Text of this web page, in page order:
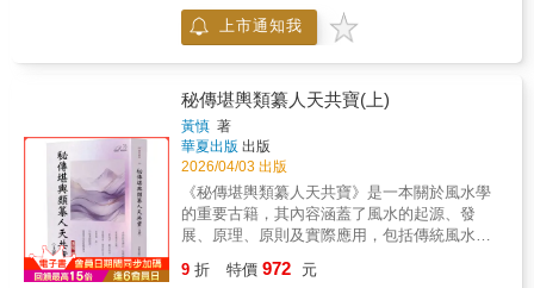
門✦人際關係變得順暢✦打造讓好事發生的空間
改變房間，就能改變人生。✓不需大改裝 ✓從
日常就能開始 ✓空間改變，帶動人生流動這不
是玄學，而是一套可以每天實踐的生活方式。
改變房間，就是最快改變人生的方法。【本書
特色】1. 吸引力法則的「空間實踐版」將抽象
的宇宙法則，轉化為日常可執行的空間方法。
2. 100個立即可執行的具體行動從整理、擺設到
生活細節，打造讓好事發生的環境。3. 空間×心
理×行動的完整邏輯從環境影響心境，進而改變
選擇與人生流動。4. 案例＋經驗實證，降低玄
學距離降低玄學距離，兼具可讀性與實用性。
量，而是一種關於頻率與關係的理解。 ˙人有自
己的節奏，空間也有它的氣息。當兩者共振
要」的整體架構。 本書提出「空間調頻」的現
代風水觀，強調家不只是物件的堆疊，而是與
人互動的能量場 。作者將繁複的古老智慧轉化
為簡約的實踐法，以屏風、沙發等九種日常物
件為「點」，透過五行邏輯串聯成「線」與
「面」，指導讀者如何藉由形狀、顏色與材質
調整居家頻率。這不只是關於佈局的指南，更
是一場關於安頓身心的生活練習，讓每個人都
能在不改動格局的前提下，為自己打造一個溫
上市通知我
秘傳堪輿類纂人天共寶(上)
黃慎 著
華夏出版 出版
2026/04/03 出版
《秘傳堪輿類纂人天共寶》是一本關於風水學
的重要古籍，其內容涵蓋了風水的起源、發
展、原理、原則及實際應用，包括傳統風水、
與實踐。該書由明代黃慎仲輯錄，共十二卷，
9 折 特價 972 元